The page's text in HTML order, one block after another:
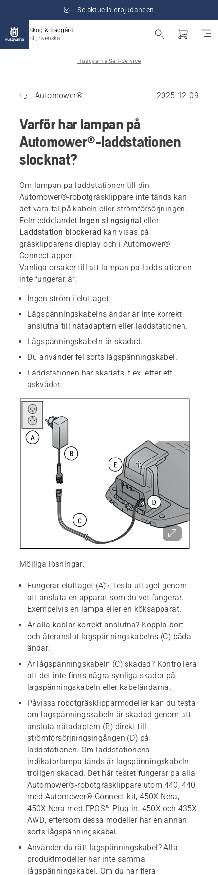
Se aktuella erbjudanden
Skog & trädgård
SE, Svenska
Husqvarna Self-Service
Automower® 2025-12-09
Varför har lampan på
Automower®-laddstationen
slocknat?
Om lampan på laddstationen till din
Automower®-robotgräsklippare inte tänds kan
det vara fel på kabeln eller strömförsörjningen.
Felmeddelandet Ingen slingsignal eller
Laddstation blockerad kan visas på
gräsklipparens display och i Automower®
Connect-appen.
Vanliga orsaker till att lampan på laddstationen
inte fungerar är:
Ingen ström i eluttaget.
Lågspänningskabelns ändar är inte korrekt
anslutna till nätadaptern eller laddstationen.
Lågspänningskabeln är skadad.
Du använder fel sorts lågspänningskabel.
Laddstationen har skadats, t.ex. efter ett
åskväder.
Möjliga lösningar:
Fungerar eluttaget (A)? Testa uttaget genom
att ansluta en apparat som du vet fungerar.
Exempelvis en lampa eller en köksapparat.
Är alla kablar korrekt anslutna? Koppla bort
och återanslut lågspänningskabelns (C) båda
ändar.
Är lågspänningskabeln (C) skadad? Kontrollera
att det inte finns några synliga skador på
lågspänningskabeln eller kabeländarna.
Påvissa robotgräsklipparmodeller kan du testa
om lågspänningskabeln är skadad genom att
ansluta nätadaptern (B) direkt till
strömförsörjningsingången (D) på
laddstationen. Om laddstationens
indikatorlampa tänds är lågspänningskabeln
troligen skadad. Det här testet fungerar på alla
Automower®-robotgräsklippare utom 440, 440
med Automower® Connect-kit, 450X Nera,
450X Nera med EPOS™ Plug-in, 450X och 435X
AWD, eftersom dessa modeller har en annan
sorts lågspänningskabel.
Använder du rätt lågspänningskabel? Alla
produktmodeller har inte samma
lågspänningskabel. Om du har flera